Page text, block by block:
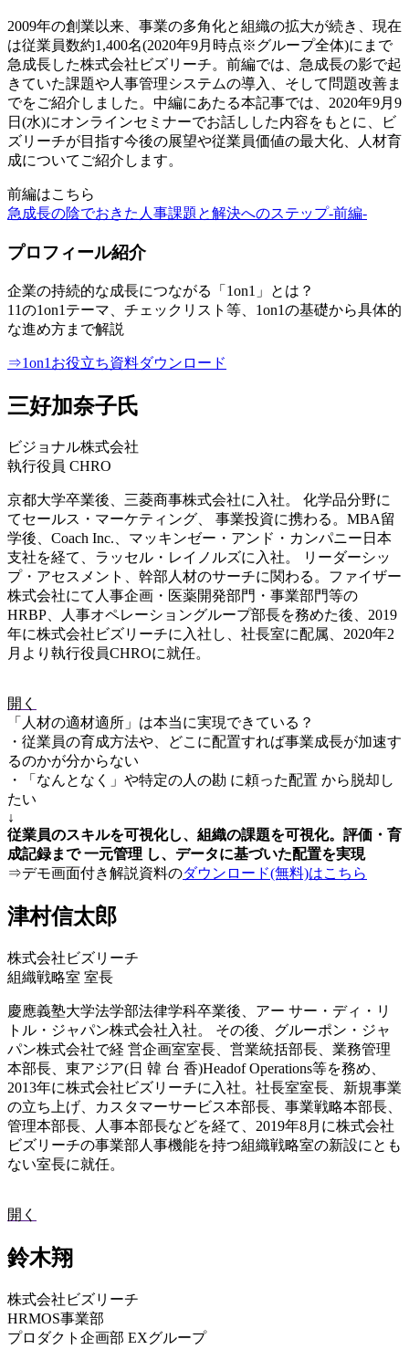
2009年の創業以来、事業の多角化と組織の拡大が続き、現在
は従業員数約1,400名(2020年9月時点※グループ全体)にまで
急成長した株式会社ビズリーチ。前編では、急成長の影で起
きていた課題や人事管理システムの導入、そして問題改善ま
でをご紹介しました。中編にあたる本記事では、2020年9月9
日(水)にオンラインセミナーでお話しした内容をもとに、ビ
ズリーチが目指す今後の展望や従業員価値の最大化、人材育
成についてご紹介します。
前編はこちら
急成長の陰でおきた人事課題と解決へのステップ-前編-
プロフィール紹介
企業の持続的な成長につながる「1on1」とは？
11の1on1テーマ、チェックリスト等、1on1の基礎から具体的
な進め方まで解説
⇒1on1お役立ち資料ダウンロード
三好加奈子氏
ビジョナル株式会社
執行役員 CHRO
京都大学卒業後、三菱商事株式会社に入社。 化学品分野に
てセールス・マーケティング、 事業投資に携わる。MBA留
学後、Coach Inc.、マッキンゼー・アンド・カンパニー日本
支社を経て、ラッセル・レイノルズに入社。 リーダーシッ
プ・アセスメント、幹部人材のサーチに関わる。ファイザー
株式会社にて人事企画・医薬開発部門・事業部門等の
HRBP、人事オペレーショングループ部長を務めた後、2019
年に株式会社ビズリーチに入社し、社長室に配属、2020年2
月より執行役員CHROに就任。
開く
「人材の適材適所」は本当に実現できている？
・従業員の育成方法や、どこに配置すれば事業成長が加速す
るのかが分からない
・「なんとなく」や特定の人の勘 に頼った配置 から脱却し
たい
↓
従業員のスキルを可視化し、組織の課題を可視化。評価・育
成記録まで 一元管理 し、データに基づいた配置を実現
⇒デモ画面付き解説資料のダウンロード(無料)はこちら
津村信太郎
株式会社ビズリーチ
組織戦略室 室長
慶應義塾大学法学部法律学科卒業後、アー サー・ディ・リ
トル・ジャパン株式会社入社。 その後、グルーポン・ジャ
パン株式会社で経 営企画室室長、営業統括部長、業務管理
本部長、東アジア(日 韓 台 香)Headof Operations等を務め、
2013年に株式会社ビズリーチに入社。社長室室長、新規事業
の立ち上げ、カスタマーサービス本部長、事業戦略本部長、
管理本部長、人事本部長などを経て、2019年8月に株式会社
ビズリーチの事業部人事機能を持つ組織戦略室の新設にとも
ない室長に就任。
開く
鈴木翔
株式会社ビズリーチ
HRMOS事業部
プロダクト企画部 EXグループ